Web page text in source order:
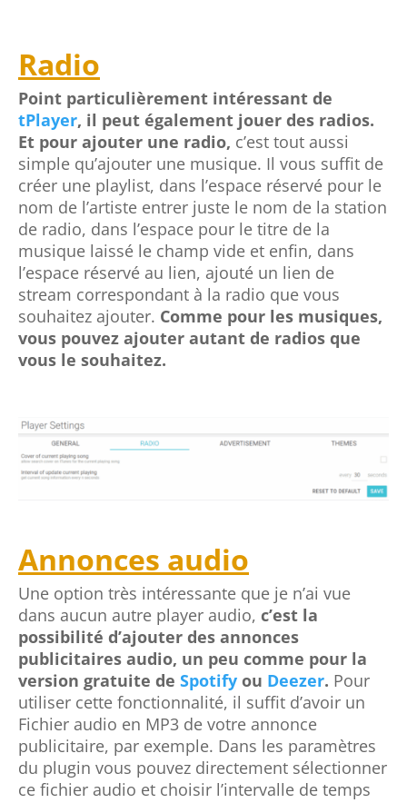
Point particulièrement intéressant de
tPlayer, il peut également jouer des radios.
Et pour ajouter une radio,c’est tout aussi
simple qu’ajouter une musique. Il vous suffit de
créer une playlist, dans l’espaceréservépour le
nom de l’artiste entrer juste le nom de la station
de radio, dans l’espace pour le titre de la
musique laissé le champ vide et enfin, dans
l’espace réservé au lien, ajouté un lien de
stream correspondant à la radio que vous
souhaitez ajouter.Comme pour les musiques,
vous pouvez ajouter autant de radios que
vous le souhaitez.
Une option très intéressante que je n’ai vue
dans aucun autre player audio,
possibilité d’ajouter des annonces
publicitaires audio, un peu comme pour la
version gratuite deSpotifyouDeezer
utiliser cette fonctionnalité, il suffit d’avoir un
Fichier audio en MP3 de votre annonce
publicitaire, par exemple. Dans les paramètres
du plugin vous pouvez directement sélectionner
ce fichier audio et choisir l’intervalle de temps
où il devra se jouer pendant la lecture de la
playlist.